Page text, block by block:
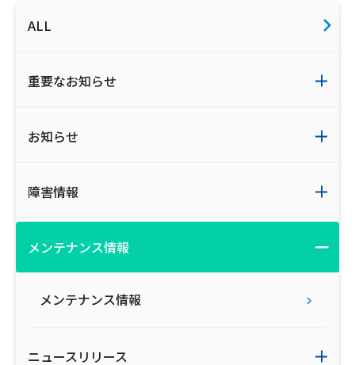
ご利用約款・重要事項説明書
ALL
重要なお知らせ
お知らせ
障害情報
メンテナンス情報
メンテナンス情報
ニュースリリース